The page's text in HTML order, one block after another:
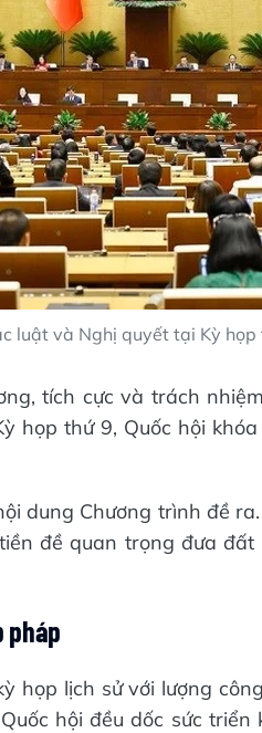
luật và Nghị quyết tại Kỳ họp
tích cực và trách
họp thứ 9, Quốc hội
dung Chương trình đề
đề quan trọng đưa
pháp
họp lịch sử với lượng
hội đều dốc sức